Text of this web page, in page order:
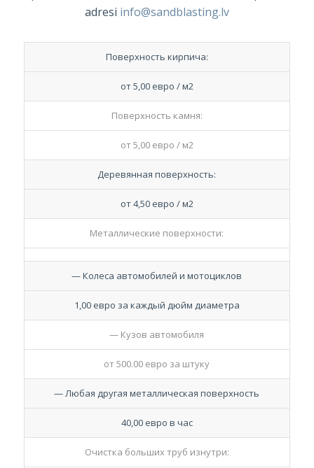
adresi info@sandblasting.lv
Поверхность кирпича:
от 5,00 евро / м2
Поверхность камня:
от 5,00 евро / м2
Деревянная поверхность:
от 4,50 евро / м2
Металлические поверхности:
— Колеса автомобилей и мотоциклов
1,00 евро за каждый дюйм диаметра
— Кузов автомобиля
от 500.00 евро за штуку
— Любая другая металлическая поверхность
40,00 евро в час
Очистка больших труб изнутри: